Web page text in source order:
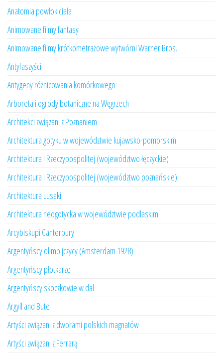
Anatomia powłok ciała
Animowane filmy fantasy
Animowane filmy krótkometrażowe wytwórni Warner Bros.
Antyfaszyści
Antygeny różnicowania komórkowego
Arboreta i ogrody botaniczne na Węgrzech
Architekci związani z Poznaniem
Architektura gotyku w województwie kujawsko-pomorskim
Architektura I Rzeczypospolitej (województwo łęczyckie)
Architektura I Rzeczypospolitej (województwo poznańskie)
Architektura Lusaki
Architektura neogotycka w województwie podlaskim
Arcybiskupi Canterbury
Argentyńscy olimpijczycy (Amsterdam 1928)
Argentyńscy płotkarze
Argentyńscy skoczkowie w dal
Argyll and Bute
Artyści związani z dworami polskich magnatów
Artyści związani z Ferrarą